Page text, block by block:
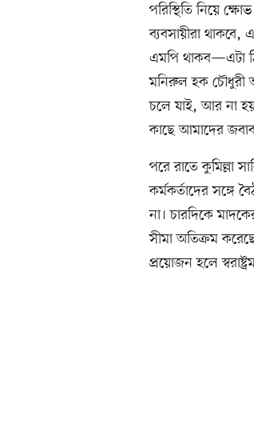
পরিস্থিতি নিয়ে
ব্যবসায়ীরা
এমপি থাকব—এটা
মনিরুল হক চৌধুরী
চলে যাই, আর না
কাছে আমাদের
পরে রাতে কুমিল্লা
কর্মকর্তাদের সঙ্গে
না। চারদিকে
সীমা অতিক্রম
প্রয়োজন হলে